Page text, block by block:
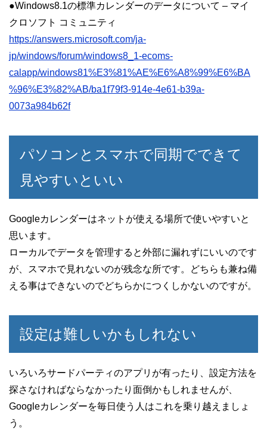
●Windows8.1の標準カレンダーのデータについて – マイ
クロソフト コミュニティ
https://answers.microsoft.com/ja-
jp/windows/forum/windows8_1-ecoms-
calapp/windows81%E3%81%AE%E6%A8%99%E6%BA
%96%E3%82%AB/ba1f79f3-914e-4e61-b39a-
0073a984b62f
パソコンとスマホで同期でできて
見やすいといい
Googleカレンダーはネットが使える場所で使いやすいと
思います。
ローカルでデータを管理すると外部に漏れずにいいのです
が、スマホで見れないのが残念な所です。どちらも兼ね備
える事はできないのでどちらかにつくしかないのですが。
設定は難しいかもしれない
いろいろサードパーティのアプリが有ったり、設定方法を
探さなければならなかったり面倒かもしれませんが、
Googleカレンダーを毎日使う人はこれを乗り越えましょ
う。